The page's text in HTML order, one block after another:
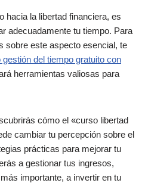
hacia la libertad financiera, es
adecuadamente tu tiempo. Para
sobre este aspecto esencial, te
gestión del tiempo gratuito con
herramientas valiosas para
cómo el «curso libertad
cambiar tu percepción sobre el
prácticas para mejorar tu
a gestionar tus ingresos,
importante, a invertir en tu